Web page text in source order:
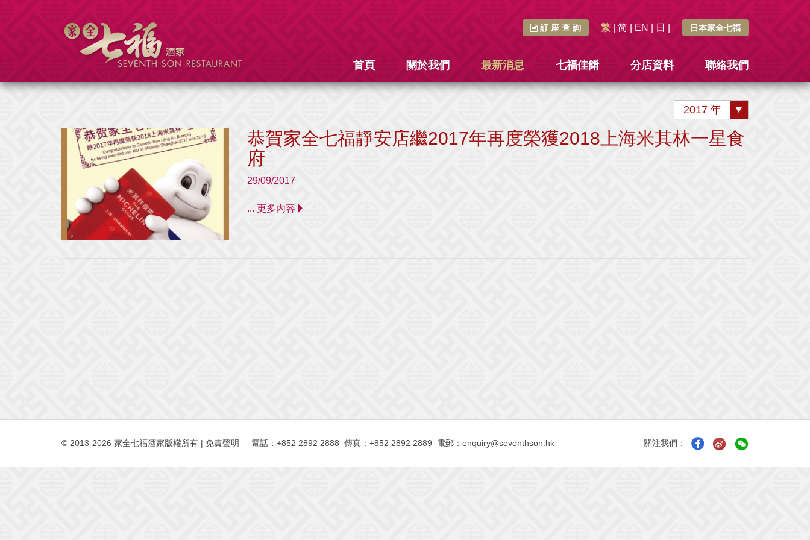
日本家全七福
繁 简 EN 日
訂 座 查 詢
首頁 關於我們 最新消息 七福佳餚 分店資料 聯絡我們
2017 年
恭賀家全七福靜安店繼2017年再度榮獲2018上海米其林一星食
府
29/09/2017
... 更多內容
© 2013-2026 家全七福酒家版權所有 | 免責聲明 電話：+852 2892 2888 傳真：+852 2892 2889 電郵： enquiry@seventhson.hk 關注我們：